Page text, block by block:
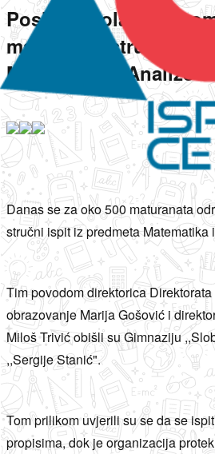
Posjeta školama
maturskog/stručnog
Matematike i Analize
Danas se za oko 500 maturanata
stručni ispit iz predmeta Matematika
Tim povodom direktorica
obrazovanje Marija Gošović i
Miloš Trivić obišli su Gimnaziju
,,Sergije Stanić".
Tom prilikom uvjerili su se da se
propisima, dok je organizacija